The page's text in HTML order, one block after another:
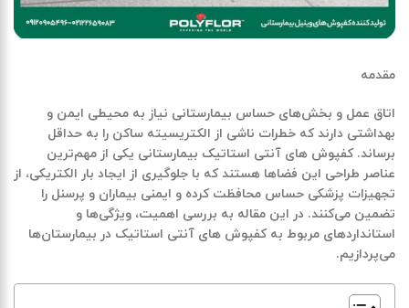
مقدمه
اتاق عمل و بخش‌های حساس بیمارستانی نیاز به محیطی ایمن و
بهداشتی دارند که خطرات ناشی از الکتریسیته ساکن را به حداقل
برساند.کفپوش‌ های آنتی استاتیک بیمارستانی یکی از مهم‌ترین
عناصر طراحی این فضاها هستند که با جلوگیری از ایجاد بار الکتریکی، از
تجهیزات پزشکی حساس محافظت کرده و ایمنی بیماران و پرسنل را
تضمین می‌کنند. در این مقاله به بررسی اهمیت، ویژگی‌ها و
استانداردهای مربوط بهکفپوش‌ های آنتی استاتیک در بیمارستان‌ها
می‌پردازیم.